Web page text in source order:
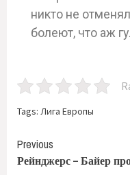
никто не
болеют, что аж
Tags: Лига Европы
Previous
Рейнджерс – Байер